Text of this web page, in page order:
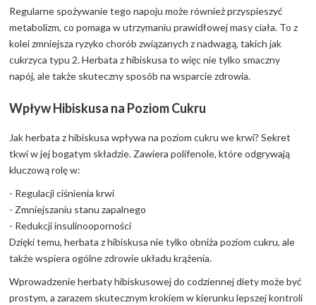
Regularne spożywanie tego napoju może również przyspieszyć
metabolizm, co pomaga w utrzymaniu prawidłowej masy ciała. To z
kolei zmniejsza ryzyko chorób związanych z nadwagą, takich jak
cukrzyca typu 2. Herbata z hibiskusa to więc nie tylko smaczny
napój, ale także skuteczny sposób na wsparcie zdrowia.
Wpływ Hibiskusa na Poziom Cukru
Jak herbata z hibiskusa wpływa na poziom cukru we krwi? Sekret
tkwi w jej bogatym składzie. Zawiera polifenole, które odgrywają
kluczową rolę w:
- Regulacji ciśnienia krwi
- Zmniejszaniu stanu zapalnego
- Redukcji insulinooporności
Dzięki temu, herbata z hibiskusa nie tylko obniża poziom cukru, ale
także wspiera ogólne zdrowie układu krążenia.
Wprowadzenie herbaty hibiskusowej do codziennej diety może być
prostym, a zarazem skutecznym krokiem w kierunku lepszej kontroli